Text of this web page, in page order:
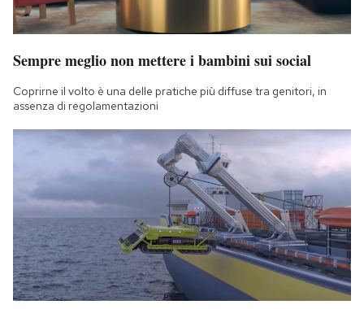
Sempre meglio non mettere i bambini sui social
Coprirne il volto è una delle pratiche più diffuse tra genitori, in
assenza di regolamentazioni